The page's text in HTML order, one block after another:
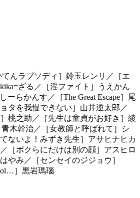
てんラプソディ］鈴玉レンリ／［エ
ざる／［淫ファイト］うえかん
ーらかんす／［The Great Escape］尾
タを我慢できない］山井逆太郎／
桃之助／［先生は童貞がお好き］綾
青木幹治／［女教師と呼ばれて］シ
ないよ！みずき先生］アサヒナヒカ
［ボクらにだけは別の顔］アスヒロ
やみ／［センセイのジジョウ］
］黒岩瑪瑙